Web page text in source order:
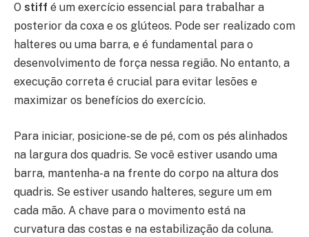
O stiff é um exercício essencial para trabalhar a
posterior da coxa e os glúteos. Pode ser realizado com
halteres ou uma barra, e é fundamental para o
desenvolvimento de força nessa região. No entanto, a
execução correta é crucial para evitar lesões e
maximizar os benefícios do exercício.
Para iniciar, posicione-se de pé, com os pés alinhados
na largura dos quadris. Se você estiver usando uma
barra, mantenha-a na frente do corpo na altura dos
quadris. Se estiver usando halteres, segure um em
cada mão. A chave para o movimento está na
curvatura das costas e na estabilização da coluna.